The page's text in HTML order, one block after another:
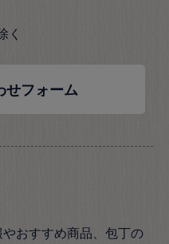
く
せフォーム
おすすめ商品、包丁の